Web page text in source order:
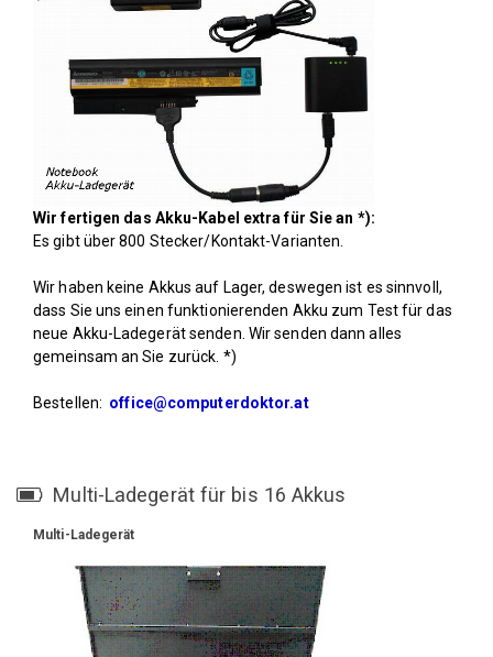
Wir fertigen das Akku-Kabel extra für Sie an *):
Es gibt über 800 Stecker/Kontakt-Varianten.
Wir haben keine Akkus auf Lager, deswegen ist es sinnvoll,
dass Sie uns einen funktionierenden Akku zum Test für das
neue Akku-Ladegerät senden. Wir senden dann alles
gemeinsam an Sie zurück. *)
Bestellen: office@computerdoktor.at
Ladegeraet"
Multi-Ladegerät für bis 16 Akkus
Multi-Ladegerät